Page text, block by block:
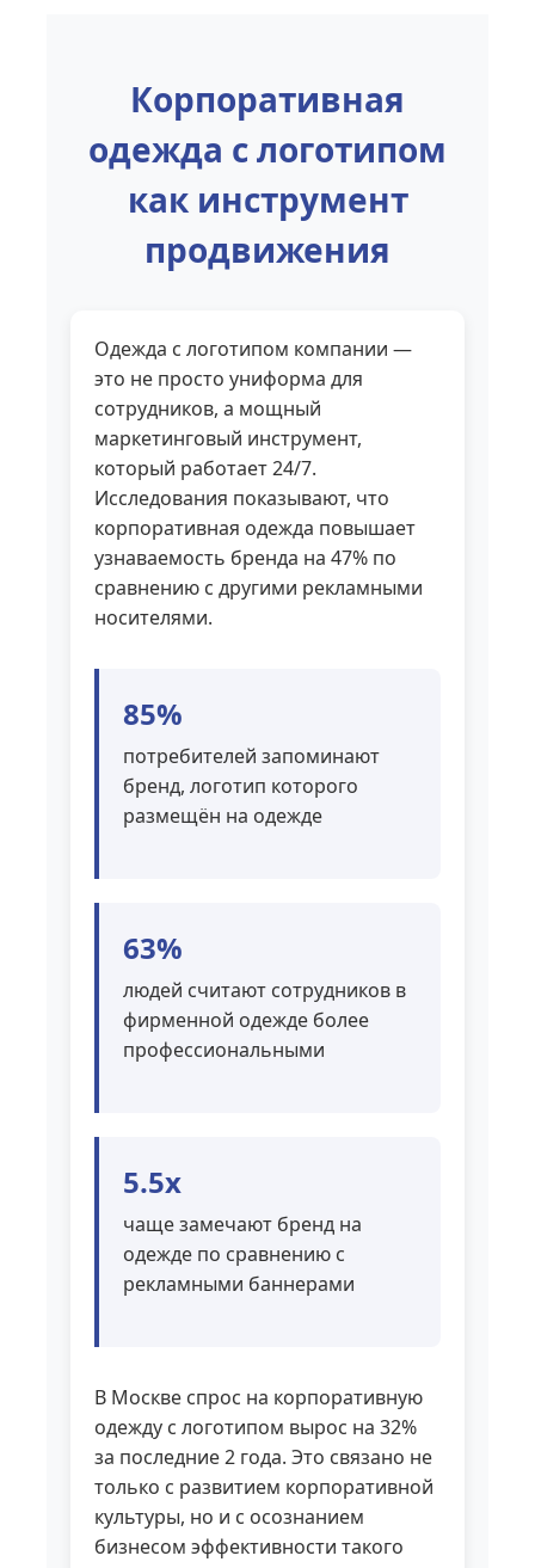
Корпоративная
одежда с логотипом
как инструмент
продвижения
Одежда с логотипом компании —
это не просто униформа для
сотрудников, а мощный
маркетинговый инструмент,
который работает 24/7.
Исследования показывают, что
корпоративная одежда повышает
узнаваемость бренда на 47% по
сравнению с другими рекламными
носителями.
85%
потребителей запоминают
бренд, логотип которого
размещён на одежде
63%
людей считают сотрудников в
фирменной одежде более
профессиональными
5.5x
чаще замечают бренд на
одежде по сравнению с
рекламными баннерами
В Москве спрос на корпоративную
одежду с логотипом вырос на 32%
за последние 2 года. Это связано не
только с развитием корпоративной
культуры, но и с осознанием
бизнесом эффективности такого